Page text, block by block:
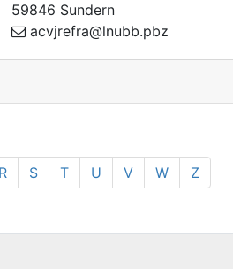
59846 Sundern
zbp.bbunl@arf
erjvca
R S T U V W Z